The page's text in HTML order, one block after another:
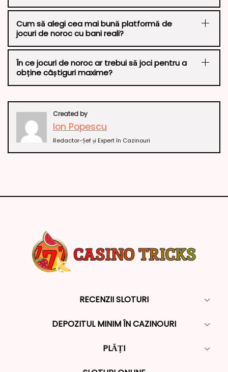
Cum să alegi cea mai bună platformă de
jocuri de noroc cu bani reali?
În ce jocuri de noroc ar trebui să joci pentru a
obține câștiguri maxime?
Created by
Ion Popescu
Redactor-Șef și Expert în Cazinouri
RECENZII SLOTURI
DEPOZITUL MINIM ÎN CAZINOURI
PLĂȚI